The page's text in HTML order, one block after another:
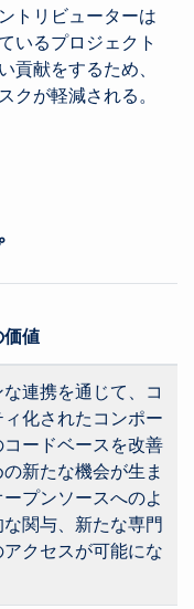
トリビューターは
いるプロジェクト
貢献をするため、
クが軽減される。
値
連携を通じて、コ
化されたコンポー
ードベースを改善
新たな機会が生ま
プンソースへのよ
な関与、新たな専門
クセスが可能にな